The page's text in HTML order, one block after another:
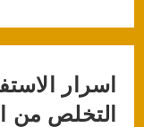
اسرار
التخلص من